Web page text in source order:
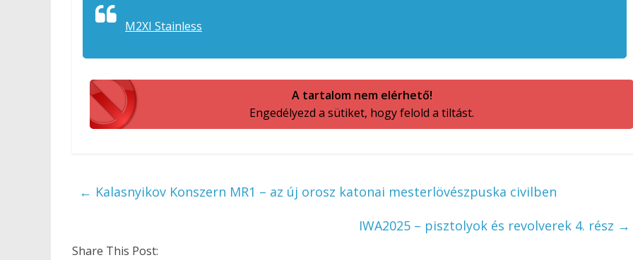
M2XI Stainless
A tartalom nem elérhető!
Engedélyezd a sütiket, hogy felold a tiltást.
← Kalasnyikov Konszern MR1 – az új orosz katonai mesterlövészpuska civilben
IWA2025 – pisztolyok és revolverek 4. rész →
Share This Post: